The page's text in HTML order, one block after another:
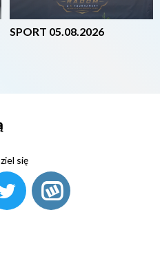
SPORT 05.08.2026
się